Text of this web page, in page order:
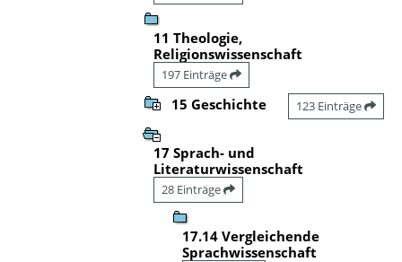
11 Theologie,
Religionswissenschaft
197 Einträge
15 Geschichte 123 Einträge
17 Sprach- und
Literaturwissenschaft
28 Einträge
17.14 Vergleichende
Sprachwissenschaft